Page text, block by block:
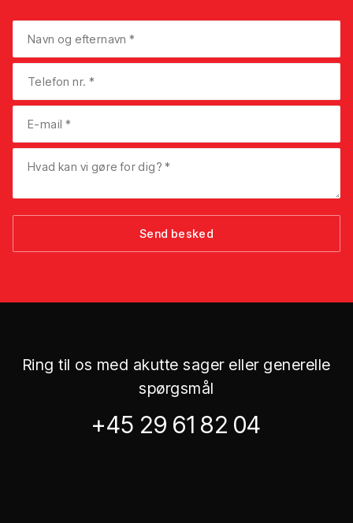
Ring til os med akutte sager eller generelle
spørgsmål
+45 29 61 82 04